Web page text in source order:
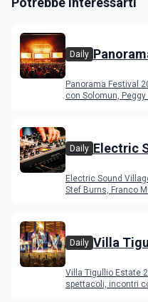
Daily
Panorama Festival
con Solomun,
Daily Electric
Young
Electric Sound
Stef Burns, Franco
Daily Villa
Villa Tigullio Estate
spettacoli, incontri